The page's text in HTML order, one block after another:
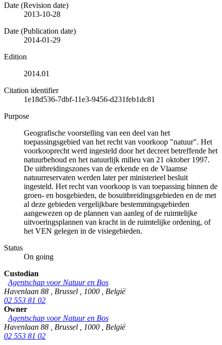
Date (Revision date)
2013-10-28
Date (Publication date)
2014-01-29
Edition
2014.01
Citation identifier
1e18d536-7dbf-11e3-9456-d231feb1dc81
Purpose
Geografische voorstelling van een deel van het
toepassingsgebied van het recht van voorkoop "natuur". Het
voorkooprecht werd ingesteld door het decreet betreffende het
natuurbehoud en het natuurlijk milieu van 21 oktober 1997.
De uitbreidingszones van de erkende en de Vlaamse
natuurreservaten werden later per ministerieel besluit
ingesteld. Het recht van voorkoop is van toepassing binnen de
groen- en bosgebieden, de bosuitbreidingsgebieden en de met
al deze gebieden vergelijkbare bestemmingsgebieden
aangewezen op de plannen van aanleg of de ruimtelijke
uitvoeringsplannen van kracht in de ruimtelijke ordening, of
het VEN gelegen in de visiegebieden.
Status
On going
Custodian
Agentschap voor Natuur en Bos
Havenlaan 88
Brussel 1000
België
02 553 81 02
Owner
Agentschap voor Natuur en Bos
Havenlaan 88
Brussel 1000
België
02 553 81 02